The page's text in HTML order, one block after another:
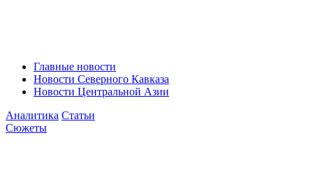
Главные новости
Новости Северного Кавказа
Новости Центральной Азии
Аналитика Статьи
Сюжеты